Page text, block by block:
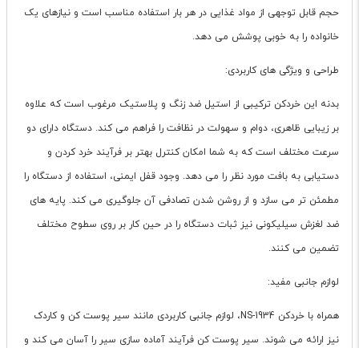
حجم قابل توجهی از مواد غذایی در هر بار استفاده مناسب است و نیازهای یک
خانواده را به خوبی پوشش می دهد.
طراحی و ویژگی های کاربردی:
بدنه این خردکن ترکیبی از استیل ضد زنگ و پلاستیک مرغوب است که علاوه
بر زیبایی ظاهری، دوام و سهولت در نظافت را فراهم می کند. دستگاه دارای دو
سرعت مختلف است که به شما امکان کنترل بهتر بر فرآیند خرد کردن و
دستیابی به بافت مورد نظر را می دهد. وجود قفل ایمنی، استفاده از دستگاه را
مطمئن تر می سازد و از روشن شدن تصادفی آن جلوگیری می کند. پایه های
ضد لغزش سیلیکونی نیز ثبات دستگاه را در حین کار بر روی سطوح مختلف
تضمین می کنند.
لوازم جانبی مفید:
همراه با خردکن NS-1934، لوازم جانبی کاربردی مانند سیر پوست کن و کاردک
نیز ارائه می شوند. سیر پوست کن فرآیند آماده سازی سیر را آسان می کند و